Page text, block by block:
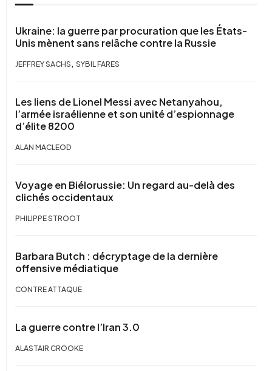
Ukraine: la guerre par procuration que les États-
Unis mènent sans relâche contre la Russie
JEFFREY SACHS , SYBIL FARES
Les liens de Lionel Messi avec Netanyahou,
l’armée israélienne et son unité d’espionnage
d’élite 8200
ALAN MACLEOD
Voyage en Biélorussie: Un regard au-delà des
clichés occidentaux
PHILIPPE STROOT
Barbara Butch : décryptage de la dernière
offensive médiatique
CONTRE ATTAQUE
La guerre contre l’Iran 3.0
ALASTAIR CROOKE